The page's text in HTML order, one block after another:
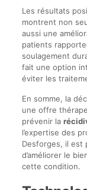
Les résultats
montrent non
aussi une
patients
soulagement
fait une option
éviter les
En somme, la
une offre
prévenir la
l’expertise des
Desforges, il est
d’améliorer le
cette condition.